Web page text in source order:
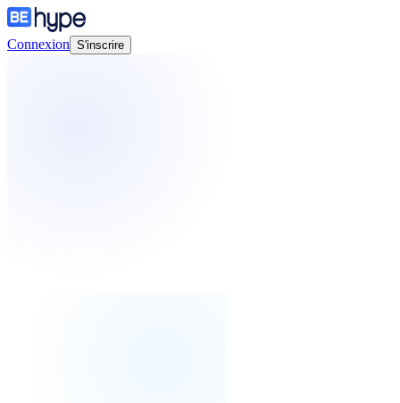
Connexion S'inscrire